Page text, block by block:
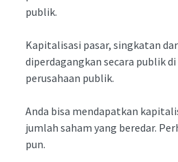
publik.
Kapitalisasi pasar, singkatan
diperdagangkan secara publik
perusahaan publik.
Anda bisa mendapatkan
jumlah saham yang beredar.
pun.